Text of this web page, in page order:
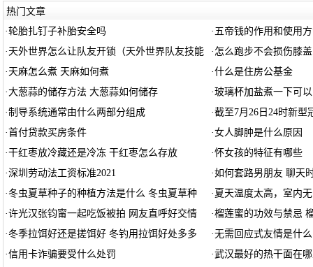
热门文章
·轮胎扎钉子补胎安全吗 · 五帝钱的作用和使用
· 天外世界怎么让队友开锁（天外世界队友技能 · 怎么跑步不会损伤膝盖
· 天麻怎么煮 天麻如何煮 ·什么是住房公基金
·大葱蒜的储存方法 大葱蒜如何储存 ·玻璃杯加盐煮一下可
·制导系统通常由什么两部分组成 ·截至7月26日24时新型
·首付贷款买房条件 ·女人脚肿是什么原因
·干红枣放冷藏还是冷冻 干红枣怎么存放 ·怀女孩的特征有哪些
·深圳劳动法工资标准2021 ·如何套路男朋友 聊天
·冬虫夏草种子的种植方法是什么 冬虫夏草种 · 夏天温度太高，室内
·许光汉张钧甯一起吃饭被拍 网友直呼好交情 ·榴莲蜜的功效与禁忌
·冬季拉饵好还是搓饵好 冬钓用拉饵好处多多 ·无需回应式友情是什
·信用卡诈骗要受什么处罚 ·武汉最好的热干面在